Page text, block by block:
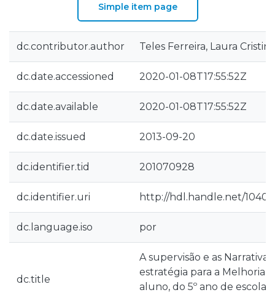
Simple item page
dc.contributor.author Teles Ferreira, Laura Cristina
dc.date.accessioned 2020-01-08T17:55:52Z
dc.date.available 2020-01-08T17:55:52Z
dc.date.issued 2013-09-20
dc.identifier.tid 201070928
dc.identifier.uri http://hdl.handle.net/
dc.language.iso por
dc.title
A supervisão e as
estratégia para a Melhoria
aluno, do 5º ano de